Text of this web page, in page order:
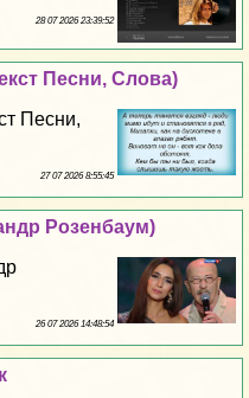
28 07 2026 23:39:52
Песни, Слова)
Песни,
27 07 2026 8:55:45
Розенбаум)
26 07 2026 14:48:54